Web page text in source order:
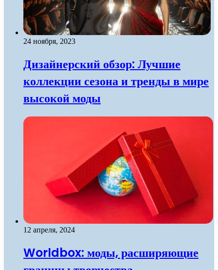
24 ноября, 2023
Дизайнерский обзор: Лучшие
коллекции сезона и тренды в мире
высокой моды
12 апреля, 2024
Worldbox: моды, расширяющие